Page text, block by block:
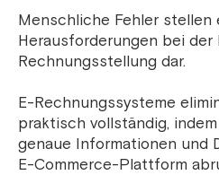
Menschliche Fehler stellen
Herausforderungen bei der
Rechnungsstellung dar.
E-Rechnungssysteme
praktisch vollständig,
genaue Informationen und
E-Commerce-Plattform